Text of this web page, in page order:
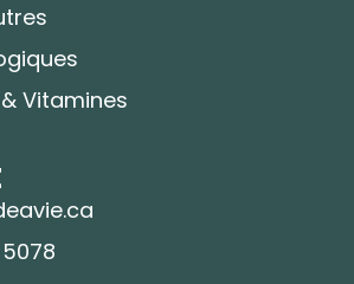
Vitamines